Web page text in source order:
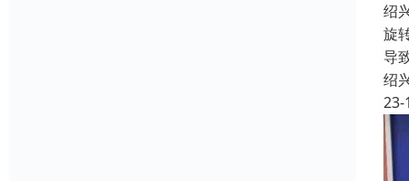
绍
旋
导
绍
23-